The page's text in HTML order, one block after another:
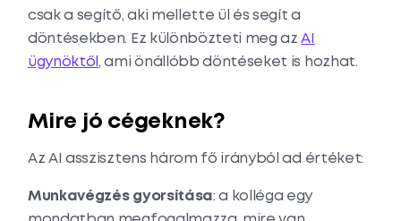
csak a segítő, aki mellette ül és segít a
döntésekben. Ez különbözteti meg az AI
ügynöktől , ami önállóbb döntéseket is hozhat.
Mire jó cégeknek?
Az AI asszisztens három fő irányból ad értéket:
Munkavégzés gyorsítása: a kolléga egy